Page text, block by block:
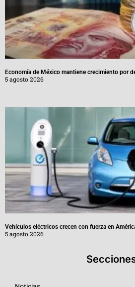
Economía de México mantiene crecimiento por
5 agosto 2026
Vehículos eléctricos crecen con fuerza en
5 agosto 2026